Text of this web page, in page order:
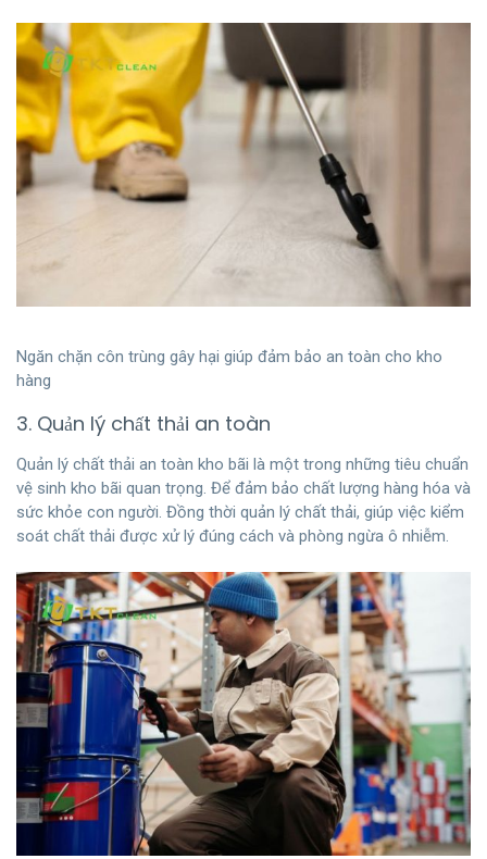
Ngăn chặn côn trùng gây hại giúp đảm bảo an toàn cho kho
hàng
3. Quản lý chất thải an toàn
Quản lý chất thải an toàn kho bãi là một trong những tiêu chuẩn
vệ sinh kho bãi quan trọng. Để đảm bảo chất lượng hàng hóa và
sức khỏe con người. Đồng thời quản lý chất thải, giúp việc kiểm
soát chất thải được xử lý đúng cách và phòng ngừa ô nhiễm.